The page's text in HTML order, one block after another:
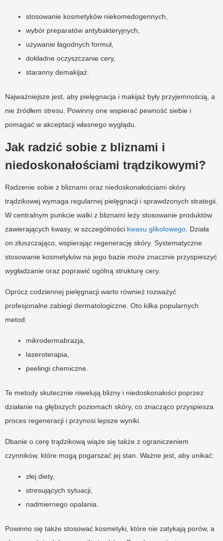
stosowanie kosmetyków niekomedogennych,
wybór preparatów antybakteryjnych,
używanie łagodnych formuł,
dokładne oczyszczanie cery,
staranny demakijaż.
Najważniejsze jest, aby pielęgnacja i makijaż były przyjemnością, a
nie źródłem stresu. Powinny one wspierać pewność siebie i
pomagać w akceptacji własnego wyglądu.
Jak radzić sobie z bliznami i
niedoskonałościami trądzikowymi?
Radzenie sobie z bliznami oraz niedoskonałościami skóry
trądzikowej wymaga regularnej pielęgnacji i sprawdzonych strategii.
W centralnym punkcie walki z bliznami leży stosowanie produktów
zawierających kwasy, w szczególności kwasu glikolowego . Działa
on złuszczająco, wspierając regenerację skóry. Systematyczne
stosowanie kosmetyków na jego bazie może znacznie przyspieszyć
wygładzanie oraz poprawić ogólną strukturę cery.
Oprócz codziennej pielęgnacji warto również rozważyć
profesjonalne zabiegi dermatologiczne. Oto kilka popularnych
metod:
mikrodermabrazja,
laseroterapia,
peelingi chemiczne.
Te metody skutecznie niwelują blizny i niedoskonałości poprzez
działanie na głębszych poziomach skóry, co znacząco przyspiesza
proces regeneracji i przynosi lepsze wyniki.
Dbanie o cerę trądzikową wiąże się także z ograniczeniem
czynników, które mogą pogarszać jej stan. Ważne jest, aby unikać:
złej diety,
stresujących sytuacji,
nadmiernego opalania.
Powinno się także stosować kosmetyki, które nie zatykają porów, a